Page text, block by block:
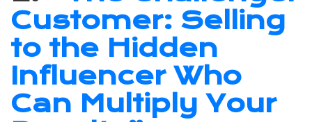
Customer: Selling
to the Hidden
Influencer Who
Can Multiply Your